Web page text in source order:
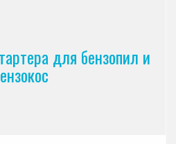
для бензопил и